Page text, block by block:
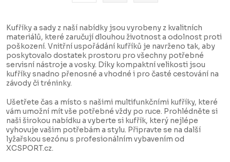
c
í
p
r
v
k
y
v
ý
p
á
n
k
o
v
á
n
í
Kufříky a sady z naší nabídky jsou vyrobeny z kvalitních
materiálů, které zaručují dlouhou životnost a odolnost proti
poškození. Vnitřní uspořádání kufříků je navrženo tak, aby
poskytovalo dostatek prostoru pro všechny potřebné
servisní nástroje a vosky. Díky kompaktní velikosti jsou
kufříky snadno přenosné a vhodné i pro časté cestování na
závody či tréninky.
Ušetřete čas a místo s našimi multifunkčními kufříky, které
vám umožní mít vše potřebné vždy po ruce. Prohlédněte si
naši širokou nabídku a vyberte si kufřík, který nejlépe
vyhovuje vašim potřebám a stylu. Připravte se na další
lyžařskou sezónu s profesionálním vybavením od
XCSPORT.cz.